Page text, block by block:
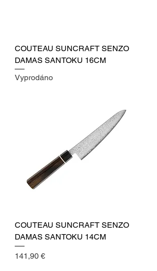
COUTEAU SUNCRAFT SENZO
DAMAS SANTOKU 16CM
Vyprodáno
COUTEAU SUNCRAFT SENZO
DAMAS SANTOKU 14CM
Cena
141,90 €